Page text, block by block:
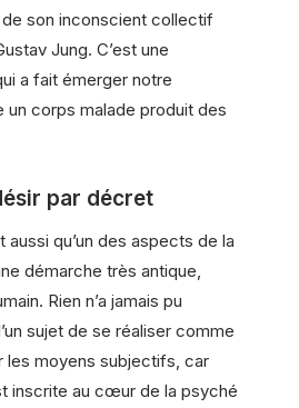
son inconscient collectif
Jung. C’est une
a fait émerger notre
corps malade produit des
par décret
aussi qu’un des aspects de la
démarche très antique,
Rien n’a jamais pu
sujet de se réaliser comme
les moyens subjectifs, car
inscrite au cœur de la psyché